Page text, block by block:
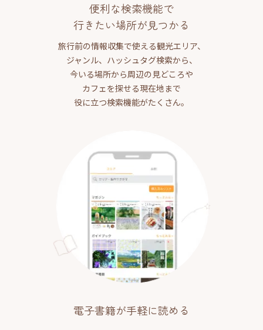
便利な検索機能で
行きたい場所が見つかる
旅行前の情報収集で使える観光エリア、
ジャンル、ハッシュタグ検索から、
今いる場所から周辺の見どころや
カフェを探せる現在地まで
役に立つ検索機能がたくさん。
電子書籍が手軽に読める